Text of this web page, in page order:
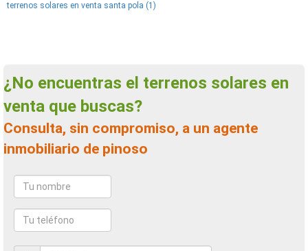
terrenos solares en venta santa pola (1)
¿No encuentras el terrenos solares en
venta que buscas?
Consulta, sin compromiso, a un agente
inmobiliario de pinoso